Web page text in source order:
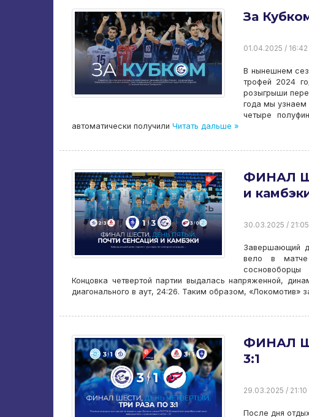
За
01.04.2025 / 16:42
В нынешнем
трофей 2024
розыгрыши
года мы узнаем
четыре
автоматически получили Читать дальше »
ФИНАЛ
и
30.03.2025 / 21:05
Завершающий
вело в матче
Концовка четвертой партии выдалась напряженной,
диагонального в аут, 24:26. Таким образом, «Локомотив»
ФИНАЛ
3:1
29.03.2025 / 21:10
После дня